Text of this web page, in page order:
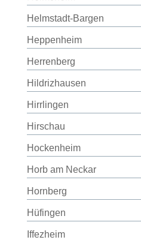
Helmstadt-Bargen
Heppenheim
Herrenberg
Hildrizhausen
Hirrlingen
Hirschau
Hockenheim
Horb am Neckar
Hornberg
Hüfingen
Iffezheim